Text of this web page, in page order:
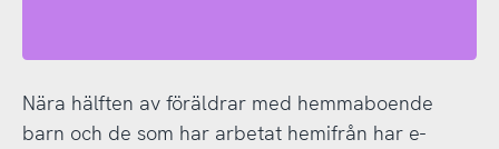
Nära hälften av föräldrar med hemmaboende
barn och de som har arbetat hemifrån har e-